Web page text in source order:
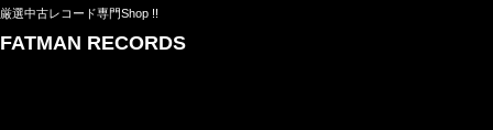
厳選中古レコード専門Shop !!
FATMAN RECORDS